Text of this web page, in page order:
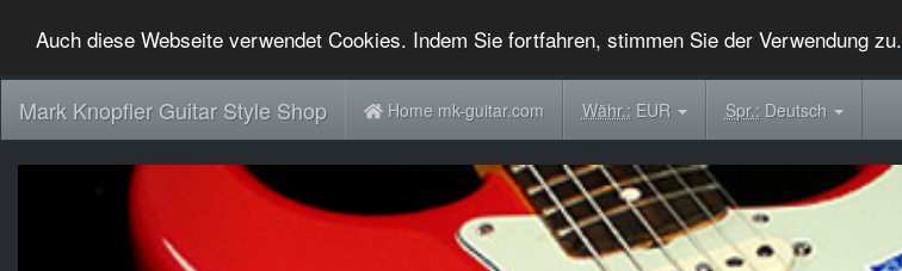
Auch diese Webseite verwendet Cookies. Indem Sie fortfahren, stimmen Sie der Verwendung zu.
Mark Knopfler Guitar Style Shop Home mk-guitar.com Währ.:EUR Spr.:Deutsch
Previous